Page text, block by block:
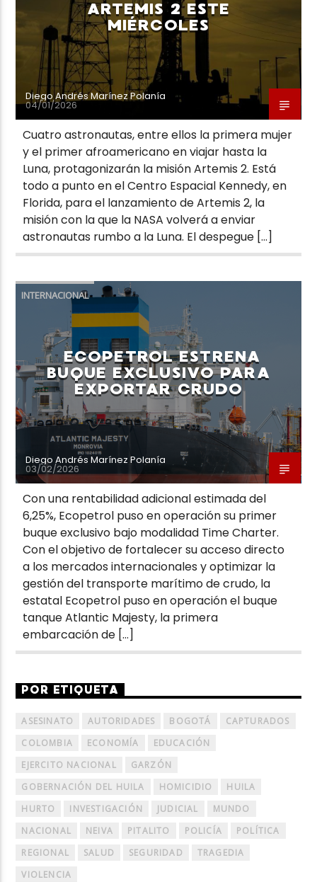
ARTEMIS 2 ESTE
MIÉRCOLES
Diego Andrés Marínez Polanía
04/01/2026
Cuatro astronautas, entre ellos la primera mujer
y el primer afroamericano en viajar hasta la
Luna, protagonizarán la misión Artemis 2. Está
todo a punto en el Centro Espacial Kennedy, en
Florida, para el lanzamiento de Artemis 2, la
misión con la que la NASA volverá a enviar
astronautas rumbo a la Luna. El despegue […]
INTERNACIONAL
ECOPETROL ESTRENA
BUQUE EXCLUSIVO PARA
EXPORTAR CRUDO
Diego Andrés Marínez Polanía
03/02/2026
Con una rentabilidad adicional estimada del
6,25%, Ecopetrol puso en operación su primer
buque exclusivo bajo modalidad Time Charter.
Con el objetivo de fortalecer su acceso directo
a los mercados internacionales y optimizar la
gestión del transporte marítimo de crudo, la
estatal Ecopetrol puso en operación el buque
tanque Atlantic Majesty, la primera
embarcación de […]
POR ETIQUETA
ASESINATO AUTORIDADES BOGOTÁ
CAPTURADOS
COLOMBIA
ECONOMÍA
EDUCACIÓN
EJERCITO NACIONAL
GARZÓN
GOBERNACIÓN DEL HUILA
HOMICIDIO
HUILA
HURTO
INVESTIGACIÓN JUDICIAL
MUNDO
NACIONAL
NEIVA PITALITO POLICÍA
POLÍTICA
REGIONAL
SALUD SEGURIDAD
TRAGEDIA
VIOLENCIA